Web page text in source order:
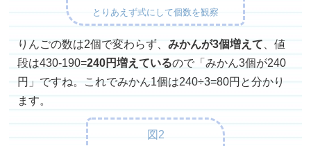
とりあえず式にして個数を観察
りんごの数は2個で変わらず、 みかんが3個増えて 、値
段は430-190=240円増えているので「みかん3個が240
円」ですね。これでみかん1個は240÷3=80円と分かり
ます。
図2